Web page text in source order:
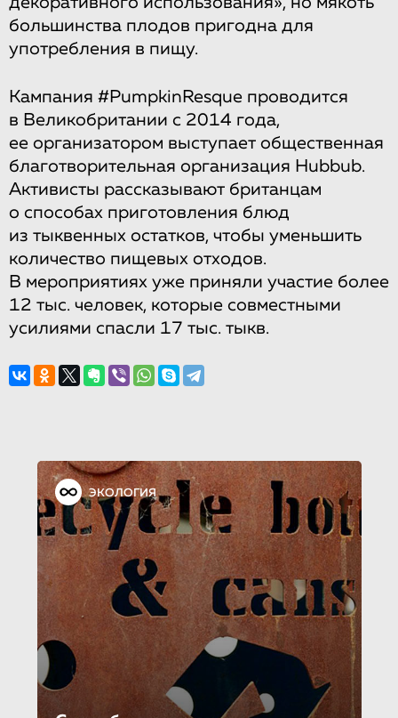
большинства плодов пригодна для
употребления в пищу.
Кампания #PumpkinResque проводится
в Великобритании с 2014 года,
ее организатором выступает общественная
благотворительная организация Hubbub.
Активисты рассказывают британцам
о способах приготовления блюд
из тыквенных остатков, чтобы уменьшить
количество пищевых отходов.
В мероприятиях уже приняли участие более
12 тыс. человек, которые совместными
усилиями спасли 17 тыс. тыкв.
ЭКОЛОГИЯ